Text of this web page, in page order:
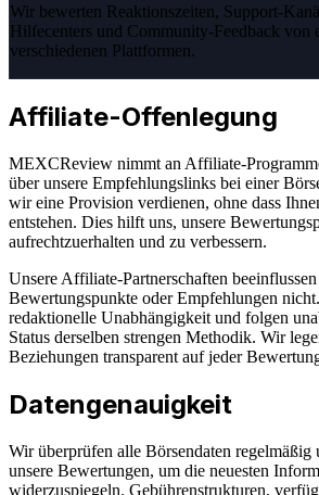
Wir bewerten Reaktionszeiten, Support-
Hilfecenters und Community-Feedback von
verschiedenen Plattformen.
Affiliate-Offenlegung
MEXCReview nimmt an Affiliate-
über unsere Empfehlungslinks bei einer
wir eine Provision verdienen, ohne dass
entstehen. Dies hilft uns, unsere
aufrechtzuerhalten und zu verbessern.
Unsere Affiliate-Partnerschaften beeinflussen
Bewertungspunkte oder Empfehlungen
redaktionelle Unabhängigkeit und folgen
Status derselben strengen Methodik. Wir
Beziehungen transparent auf jeder
Datengenauigkeit
Wir überprüfen alle Börsendaten regelmäßig
unsere Bewertungen, um die neuesten
widerzuspiegeln. Gebührenstrukturen,